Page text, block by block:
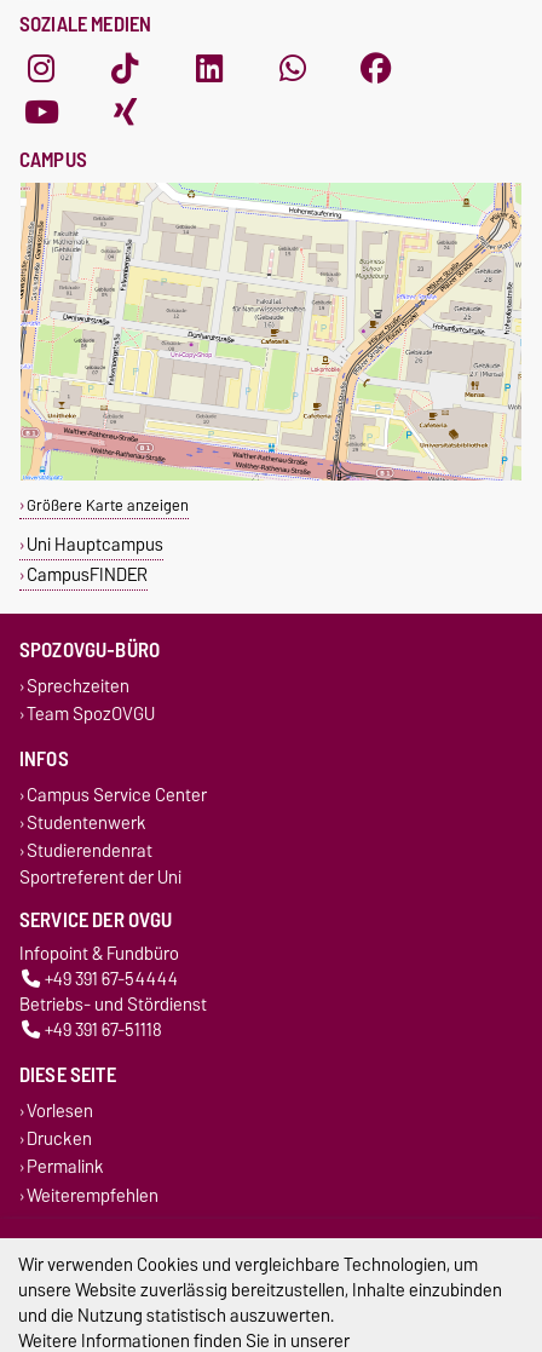
SOZIALE MEDIEN
CAMPUS
Größere Karte anzeigen
Uni Hauptcampus
CampusFINDER
SPOZOVGU-BÜRO
Sprechzeiten
Team SpozOVGU
INFOS
Campus Service Center
Studentenwerk
Studierendenrat
Sportreferent der Uni
SERVICE DER OVGU
Infopoint & Fundbüro
+49 391 67-54444
Betriebs- und Stördienst
+49 391 67-51118
DIESE SEITE
Vorlesen
Drucken
Permalink
Weiterempfehlen
Impressum
Datenschutz
Wir verwenden Cookies und vergleichbare Technologien, um
unsere Website zuverlässig bereitzustellen, Inhalte einzubinden
und die Nutzung statistisch auszuwerten.
Weitere Informationen finden Sie in unserer